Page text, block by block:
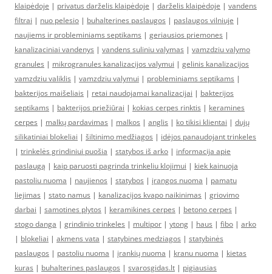
klaipėdoje | privatus darželis klaipėdoje | darželis klaipėdoje | vandens
filtrai | nuo pelesio | buhalterines paslaugos | paslaugos vilniuje |
naujiems ir probleminiams septikams | geriausios priemones |
kanalizaciniai vandenys | vandens suliniu valymas | vamzdziu valymo
granules | mikrogranules kanalizacijos valymui | gelinis kanalizacijos
vamzdziu valiklis | vamzdziu valymui | probleminiams septikams |
bakterijos maišeliais | retai naudojamai kanalizacijai | bakterijos
septikams | bakterijos priežiūrai | kokias cerpes rinktis | keramines
cerpes | malkų pardavimas | malkos | anglis | ko tikisi klientai | dujų
silikatiniai blokeliai | šiltinimo medžiagos | idėjos panaudojant trinkeles
| trinkelės grindiniui puošia | statybos iš arko | informacija apie
paslaugą | kaip paruosti pagrinda trinkeliu klojimui | kiek kainuoja
pastoliu nuoma | naujienos | statybos | įrangos nuoma | pamatu
liejimas | stato namus | kanalizacijos kvapo naikinimas | griovimo
darbai | samotines plytos | keramikines cerpes | betono cerpes |
stogo danga | grindinio trinkeles | multipor | ytong | haus | fibo | arko
| blokeliai | akmens vata | statybines medziagos | statybinės
paslaugos | pastoliu nuoma | įrankių nuoma | kranu nuoma | kietas
kuras | buhalterines paslaugos | svarosgidas.lt | pigiausias